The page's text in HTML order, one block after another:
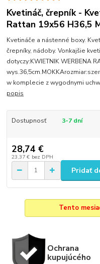
Kvetináč, črepník -
Rattan 19x56 H36,5
Kvetináče a nástenné boxy.
črepníky, nádoby. Vonkajšie
dotyczy:KWIETNIK WERBENA
w komplecie z wygodnymi
popis
Dostupnosť 3-7 dní
28,74 €
23,37 € bez DPH
Pridať
Tento
Ochrana
kupujúcého